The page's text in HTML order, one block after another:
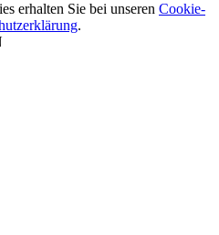
erhalten Sie bei unseren Cookie-
.